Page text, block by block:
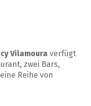
Vilamoura verfügt
zwei Bars,
Reihe von